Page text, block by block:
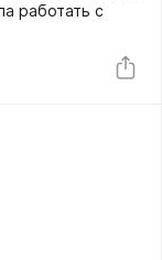
работать с